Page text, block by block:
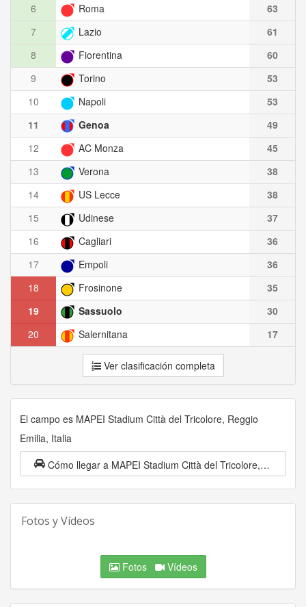
6
Roma
63
7
Lazio
61
8
Fiorentina
60
9
Torino
53
10
Napoli
53
11
Genoa
49
12
AC Monza
45
13
Verona
38
14
US Lecce
38
15
Udinese
37
16
Cagliari
36
17
Empoli
36
18
Frosinone
35
19
Sassuolo
30
20
Salernitana 17
Ver clasificación completa
El campo es MAPEI Stadium Città del Tricolore, Reggio
Emilia, Italia
Cómo llegar a MAPEI Stadium Città del Tricolore, Reggio Emilia, Italia
Fotos y Vídeos
Fotos Vídeos